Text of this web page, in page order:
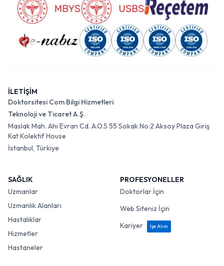
İLETİŞİM
Doktorsitesi Com Bilgi Hizmetleri
Teknoloji ve Ticaret A.Ş.
Maslak Mah. Ahi Evran Cd. A.O.S 55 Sokak No:2 Aksoy Plaza Giriş
Kat Kolektif House
İstanbul, Türkiye
SAĞLIK
Uzmanlar
Uzmanlık Alanları
Hastalıklar
Hizmetler
Hastaneler
PROFESYONELLER
Doktorlar İçin
Web Siteniz İçin
Kariyer
İşe Alım